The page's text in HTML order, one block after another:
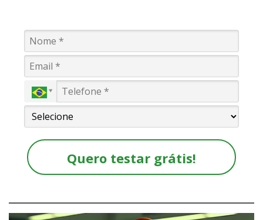
Quero testar grátis!